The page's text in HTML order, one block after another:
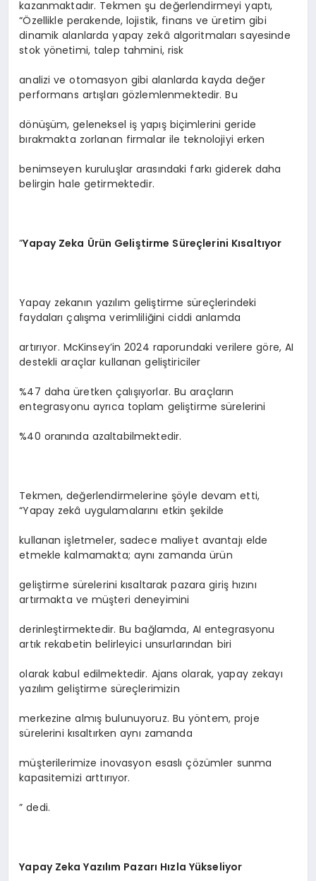
kazanmaktadır. Tekmen şu değerlendirmeyi yaptı,
“Özellikle perakende, lojistik, finans ve üretim gibi
dinamik alanlarda yapay zekâ algoritmaları sayesinde
stok yönetimi, talep tahmini, risk
analizi ve otomasyon gibi alanlarda kayda değer
performans artışları gözlemlenmektedir. Bu
dönüşüm, geleneksel iş yapış biçimlerini geride
bırakmakta zorlanan firmalar ile teknolojiyi erken
benimseyen kuruluşlar arasındaki farkı giderek daha
belirgin hale getirmektedir.
”Yapay Zeka Ürün Geliştirme Süreçlerini Kısaltıyor
Yapay zekanın yazılım geliştirme süreçlerindeki
faydaları çalışma verimliliğini ciddi anlamda
artırıyor. McKinsey’in 2024 raporundaki verilere göre, AI
destekli araçlar kullanan geliştiriciler
%47 daha üretken çalışıyorlar. Bu araçların
entegrasyonu ayrıca toplam geliştirme sürelerini
%40 oranında azaltabilmektedir.
Tekmen, değerlendirmelerine şöyle devam etti,
“Yapay zekâ uygulamalarını etkin şekilde
kullanan işletmeler, sadece maliyet avantajı elde
etmekle kalmamakta; aynı zamanda ürün
geliştirme sürelerini kısaltarak pazara giriş hızını
artırmakta ve müşteri deneyimini
derinleştirmektedir. Bu bağlamda, AI entegrasyonu
artık rekabetin belirleyici unsurlarından biri
olarak kabul edilmektedir. Ajans olarak, yapay zekayı
yazılım geliştirme süreçlerimizin
merkezine almış bulunuyoruz. Bu yöntem, proje
sürelerini kısaltırken aynı zamanda
müşterilerimize inovasyon esaslı çözümler sunma
kapasitemizi arttırıyor.
” dedi.
Yapay Zeka Yazılım Pazarı Hızla Yükseliyor